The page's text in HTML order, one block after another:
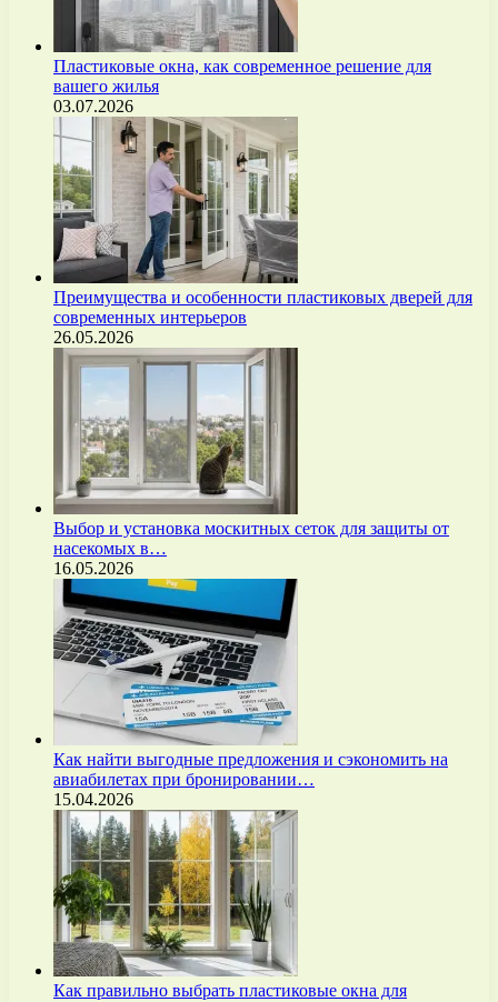
Пластиковые окна, как современное решение для
вашего жилья
03.07.2026
Преимущества и особенности пластиковых дверей для
современных интерьеров
26.05.2026
Выбор и установка москитных сеток для защиты от
насекомых в…
16.05.2026
Как найти выгодные предложения и сэкономить на
авиабилетах при бронировании…
15.04.2026
Как правильно выбрать пластиковые окна для